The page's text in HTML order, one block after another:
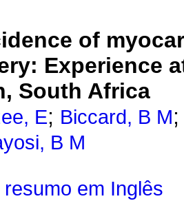
of
Experience
South Africa
E; Biccard, B M
B M
resumo em Inglês